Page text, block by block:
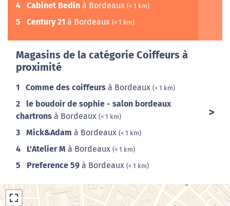
4 Cabinet Bedin à Bordeaux (< 1 km)
5 Century 21 à Bordeaux (< 1 km)
Magasins de la catégorie Coiffeurs à
proximité
1 Comme des coiffeurs à Bordeaux (< 1 km)
2
le boudoir de sophie - salon bordeaux
chartrons à Bordeaux (< 1 km)
3 Mick&Adam à Bordeaux (< 1 km)
4 L'Atelier M à Bordeaux (< 1 km)
5 Preference 59 à Bordeaux (< 1 km)